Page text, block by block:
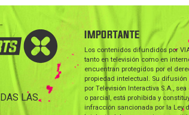
LAS
IMPORTANTE
Los contenidos difundidos por
tanto en televisión como en
encuentran protegidos por el
propiedad intelectual. Su difusión
por Televisión Interactiva S.A.,
o parcial, está prohibida y
infracción sancionada por la Ley